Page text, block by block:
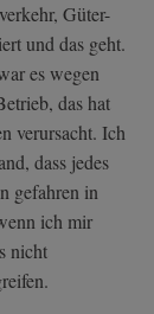
Güter-
und das geht.
es wegen
das hat
verursacht. Ich
dass jedes
gefahren in
ich mir
nicht